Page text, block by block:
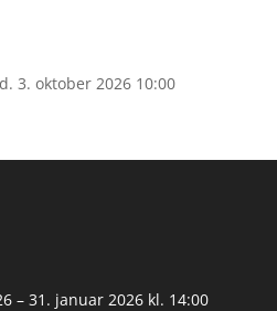
d. 3. oktober 2026 10:00
– 31. januar 2026 kl. 14:00